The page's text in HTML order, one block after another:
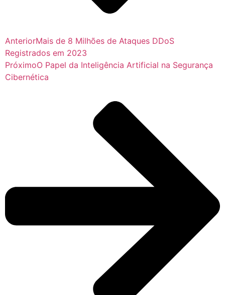
AnteriorMais de 8 Milhões de Ataques DDoS
Registrados em 2023
PróximoO Papel da Inteligência Artificial na Segurança
Cibernética